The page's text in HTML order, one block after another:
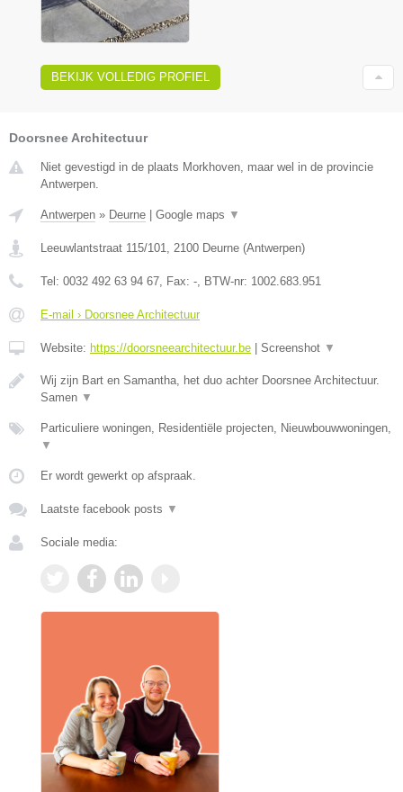
BEKIJK VOLLEDIG PROFIEL
Doorsnee Architectuur
Niet gevestigd in de plaats Morkhoven, maar wel in de provincie
Antwerpen.
Antwerpen » Deurne Google maps ▼
Leeuwlantstraat 115/101 2100 Deurne (Antwerpen)
Tel: 0032 492 63 94 67 , Fax: - , BTW-nr: 1002.683.951
E-mail › Doorsnee Architectuur
Website: https://doorsneearchitectuur.be Screenshot ▼
Wij zijn Bart en Samantha, het duo achter Doorsnee Architectuur.
Samen ▼
Particuliere woningen, Residentiële projecten, Nieuwbouwwoningen,
▼
Er wordt gewerkt op afspraak.
Laatste facebook posts ▼
Sociale media: